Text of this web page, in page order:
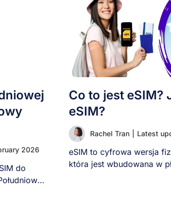
2026
do
Co to jest eSIM?
eSIM?
Rachel Tran Latest
eSIM to cyfrowa wersja
która jest wbudowana w